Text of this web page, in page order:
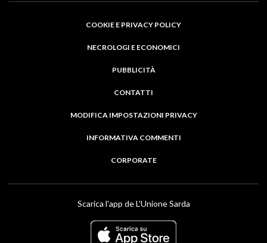
COOKIE E PRIVACY POLICY
NECROLOGI E ECONOMICI
PUBBLICITÀ
CONTATTI
MODIFICA IMPOSTAZIONI PRIVACY
INFORMATIVA COMMENTI
CORPORATE
Scarica l'app de L'Unione Sarda